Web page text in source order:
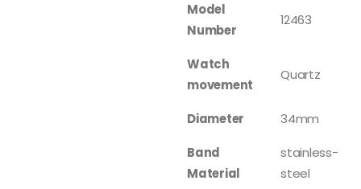
Model
Number
12463
Watch
movement
Quartz
Diameter
34mm
Band
Material
stainless-
steel